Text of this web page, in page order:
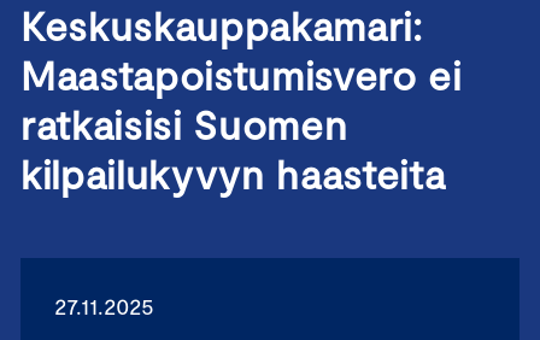
Keskuskauppakamari:
Maastapoistumisvero ei
ratkaisisi Suomen
kilpailukyvyn haasteita
27.11.2025